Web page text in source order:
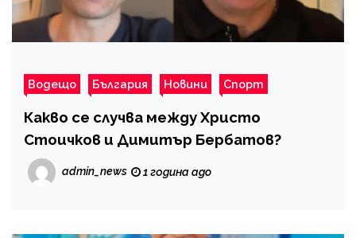
Водещо България Новини Спорт
Какво се случва между Христо
Стоичков и Димитър Бербатов?
admin_news 1 година ago